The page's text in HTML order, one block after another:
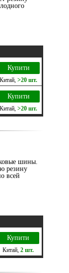
Купити
Китай >20 шт.
Купити
Китай >20 шт.
шины.
резину
всей
Купити
Китай 2 шт.